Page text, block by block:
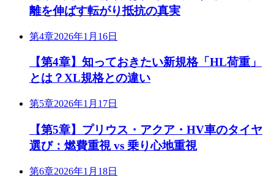
離を伸ばす転がり抵抗の真実
第4章2026年1月16日
【第4章】知っておきたい新規格「HL荷重」
とは？XL規格との違い
第5章2026年1月17日
【第5章】プリウス・アクア・HV車のタイヤ
選び：燃費重視 vs 乗り心地重視
第6章2026年1月18日